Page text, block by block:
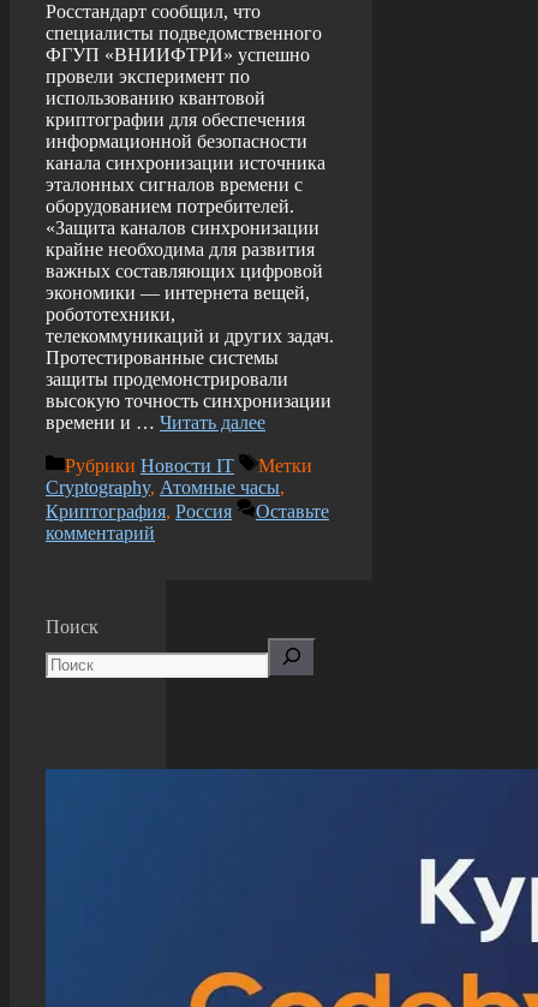
Росстандарт сообщил, что
специалисты подведомственного
ФГУП «ВНИИФТРИ» успешно
провели эксперимент по
использованию квантовой
криптографии для обеспечения
информационной безопасности
канала синхронизации источника
эталонных сигналов времени с
оборудованием потребителей.
«Защита каналов синхронизации
крайне необходима для развития
важных составляющих цифровой
экономики — интернета вещей,
робототехники,
телекоммуникаций и других задач.
Протестированные системы
защиты продемонстрировали
высокую точность синхронизации
времени и … Читать далее
Рубрики Новости IT
Метки
Cryptography, Атомные часы,
Криптография, Россия
Оставьте
комментарий
Поиск